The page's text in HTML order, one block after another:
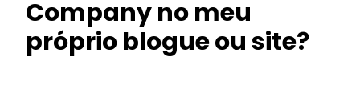
Company no meu
próprio blogue ou site?